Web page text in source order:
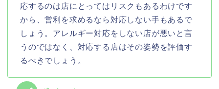
応するのは店にとってはリスクもあるわけです
から、営利を求めるなら対応しない手もあるで
しょう。アレルギー対応をしない店が悪いと言
うのではなく、対応する店はその姿勢を評価す
るべきでしょう。